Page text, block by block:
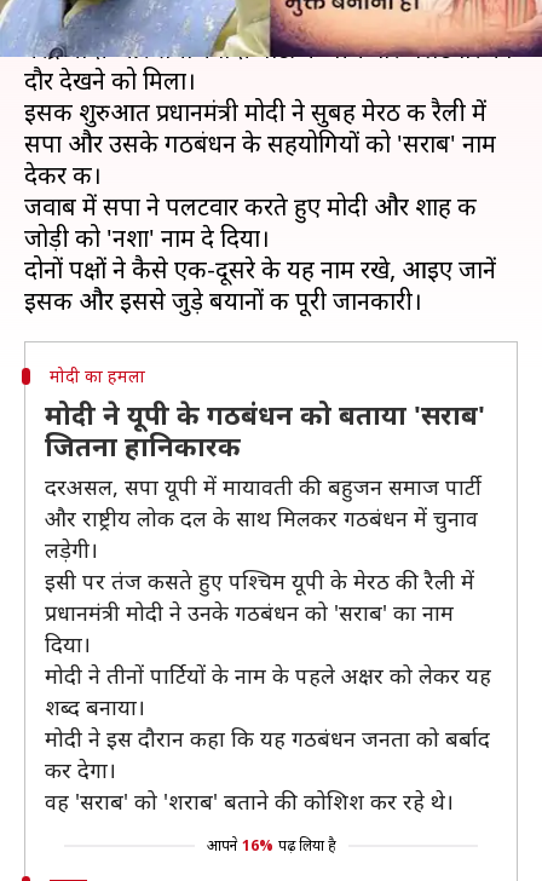
लोकसभा चुनाव की गरमागरमी में गुरुवार को प्रधानमंत्री
नरेंद्र मोदी और समाजवादी पार्टी के बीच वार-पलटवार का
दौर देखने को मिला।
इसकी शुरुआत प्रधानमंत्री मोदी ने सुबह मेरठ की रैली में
सपा और उसके गठबंधन के सहयोगियों को 'सराब' नाम
देकर की।
जवाब में सपा ने पलटवार करते हुए मोदी और शाह की
जोड़ी को 'नशा' नाम दे दिया।
दोनों पक्षों ने कैसे एक-दूसरे के यह नाम रखे, आइए जानें
मोदी का हमला
मोदी ने यूपी के गठबंधन को बताया 'सराब'
जितना हानिकारक
दरअसल, सपा यूपी में मायावती की बहुजन समाज पार्टी
और राष्ट्रीय लोक दल के साथ मिलकर गठबंधन में चुनाव
लड़ेगी।
इसी पर तंज कसते हुए पश्चिम यूपी के मेरठ की रैली में
प्रधानमंत्री मोदी ने उनके गठबंधन को 'सराब' का नाम
दिया।
मोदी ने तीनों पार्टियों के नाम के पहले अक्षर को लेकर यह
शब्द बनाया।
मोदी ने इस दौरान कहा कि यह गठबंधन जनता को बर्बाद
कर देगा।
वह 'सराब' को 'शराब' बताने की कोशिश कर रहे थे।
आपने 16% पढ़ लिया है